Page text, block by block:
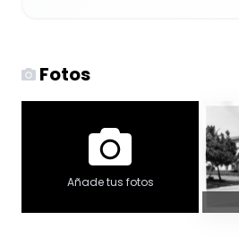
Fotos
Añade tus fotos